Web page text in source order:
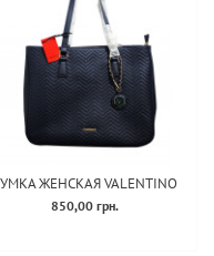
ЖЕНСКАЯ VALENTINO
850,00 грн.